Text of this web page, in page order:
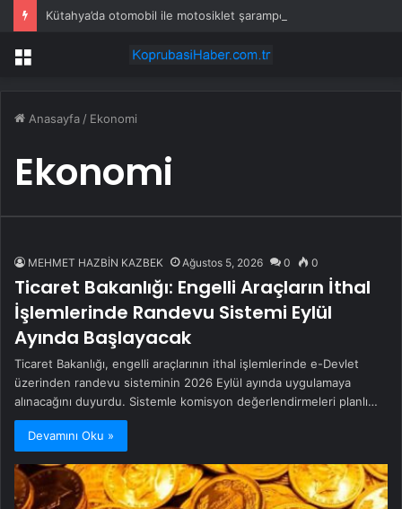
Menü
Anasayfa / Ekonomi
Ekonomi
MEHMET HAZBİN KAZBEK Ağustos 5, 2026 0 0
Ticaret Bakanlığı: Engelli Araçların İthal
İşlemlerinde Randevu Sistemi Eylül
Ayında Başlayacak
Ticaret Bakanlığı, engelli araçlarının ithal işlemlerinde e-Devlet
üzerinden randevu sisteminin 2026 Eylül ayında uygulamaya
alınacağını duyurdu. Sistemle komisyon değerlendirmeleri planlı…
Devamını Oku »